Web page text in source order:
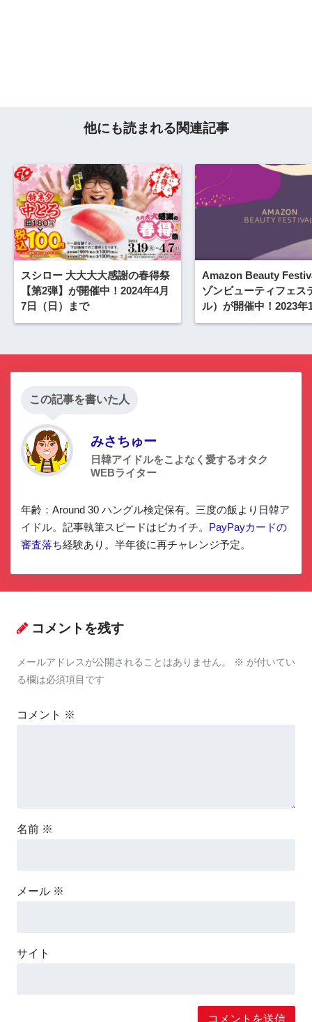
他にも読まれる関連記事
スシロー 大大大大感謝の春得祭
【第2弾】が開催中！2024年4月
7日（日）まで
Amazon Beauty
ゾンビューティフェス
ル）が開催中！2023年
（金）まで対象コスメ
この記事を書いた人
みさちゅー
日韓アイドルをこよなく愛するオタク
WEBライター
年齢：Around 30 ハングル検定保有。三度の飯より日韓ア
イドル。記事執筆スピードはピカイチ。 PayPayカードの
審査落ち経験あり。半年後に再チャレンジ予定。
コメントを残す
メールアドレスが公開されることはありません。 ※ が付いてい
る欄は必須項目です
コメント ※
名前 ※
メール ※
サイト